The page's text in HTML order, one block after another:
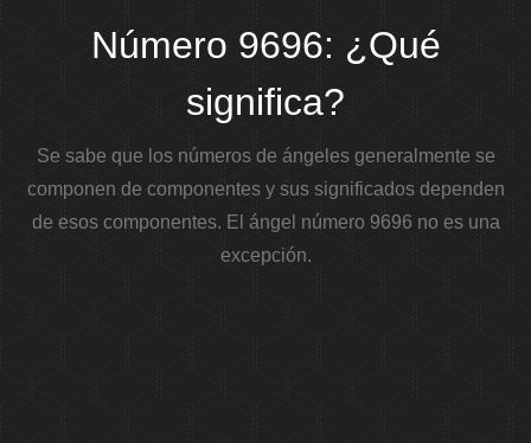
Número 9696: ¿Qué
significa?
Se sabe que los números de ángeles generalmente se
componen de componentes y sus significados dependen
de esos componentes. El ángel número 9696 no es una
excepción.